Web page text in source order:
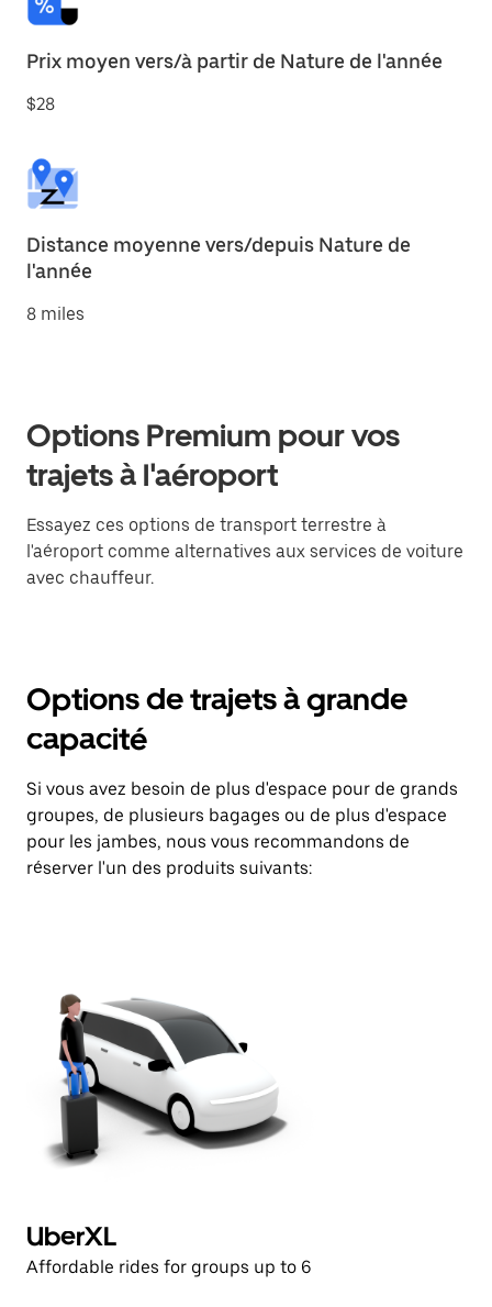
Prix moyen vers/à partir de Nature de l'année
$28
Distance moyenne vers/depuis Nature de
l'année
8 miles
Options Premium pour vos
trajets à l'aéroport
Essayez ces options de transport terrestre à
l'aéroport comme alternatives aux services de voiture
avec chauffeur.
Options de trajets à grande
capacité
Si vous avez besoin de plus d'espace pour de grands
groupes, de plusieurs bagages ou de plus d'espace
pour les jambes, nous vous recommandons de
réserver l'un des produits suivants:
UberXL
Affordable rides for groups up to 6